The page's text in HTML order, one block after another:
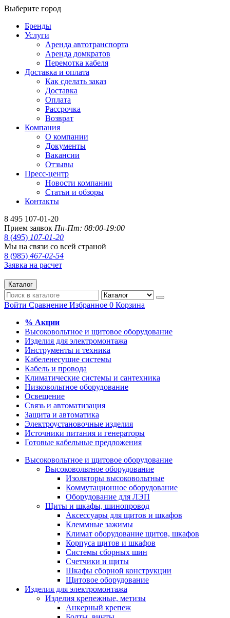
Выберите город
Бренды
Услуги
Аренда автотранспорта
Аренда домкратов
Перемотка кабеля
Доставка и оплата
Как сделать заказ
Доставка
Оплата
Рассрочка
Возврат
Компания
О компании
Документы
Вакансии
Отзывы
Пресс-центр
Новости компании
Статьи и обзоры
Контакты
8 495 107-01-20
Прием заявок Пн-Пт: 08:00-19:00
8 (495) 107-01-20
Мы на связи со всей страной
8 (985) 467-02-54
Заявка на расчет
Каталог
Войти Сравнение Избранное 0 Корзина
% Акции
Высоковольтное и щитовое оборудование
Изделия для электромонтажа
Инструменты и техника
Кабеленесущие системы
Кабель и провода
Климатические системы и сантехника
Низковольтное оборудование
Освещение
Связь и автоматизация
Защита и автоматика
Электроустановочные изделия
Источники питания и генераторы
Готовые кабельные предложения
Высоковольтное и щитовое оборудование
Высоковольтное оборудование
Изоляторы высоковольтные
Коммутационное оборудование
Оборудование для ЛЭП
Щиты и шкафы, шинопровод
Аксессуары для щитов и шкафов
Клеммные зажимы
Климат оборудование щитов, шкафов
Корпуса щитов и шкафов
Системы сборных шин
Счетчики и щиты
Шкафы сборной конструкции
Щитовое оборудование
Изделия для электромонтажа
Изделия крепежные, метизы
Анкерный крепеж